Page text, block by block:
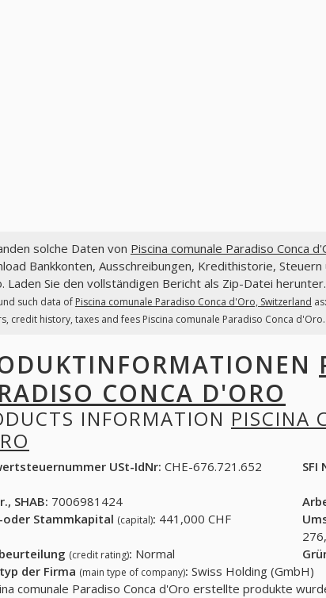
solche Daten von Piscina comunale Paradiso Conca
Bankkonten, Ausschreibungen, Kredithistorie, Steuern
Laden Sie den vollständigen Bericht als Zip-Datei herunter.
such data of Piscina comunale Paradiso Conca d'Oro, Switzerland
credit history, taxes and fees Piscina comunale Paradiso Conca
CONCA D'ORO
INFORMATION PISCINA
USt-IdNr: CHE-676.721.652 SFI
SHAB: 7006981424
oder Stammkapital (capital): 441,000 CHF
(credit rating): Normal
der Firma (main type of company): Swiss Holding (GmbH)
comunale Paradiso Conca d'Oro erstellte produkte